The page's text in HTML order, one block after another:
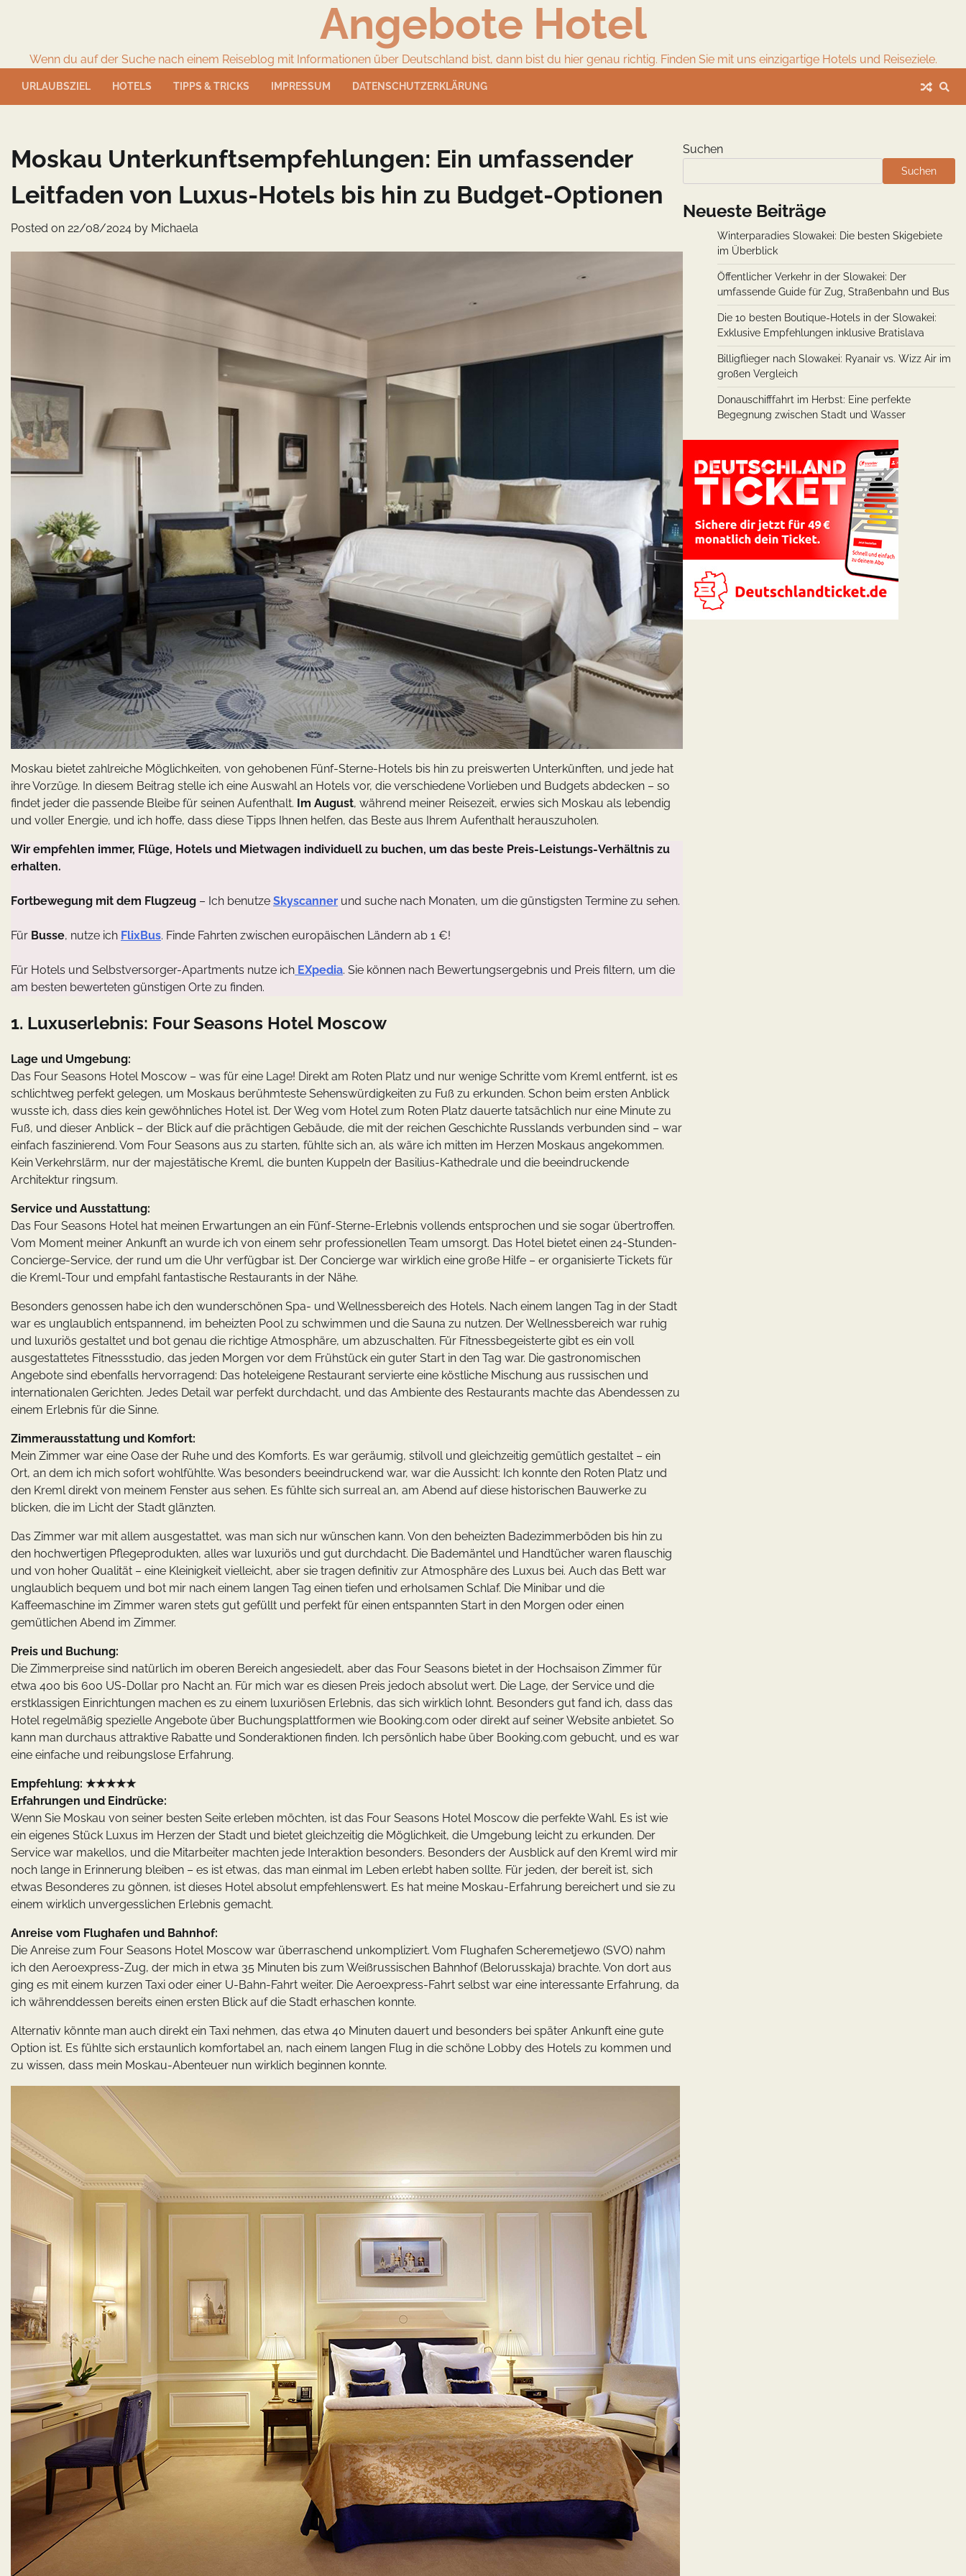
Angebote Hotel
Wenn du auf der Suche nach einem Reiseblog mit Informationen über Deutschland bist, dann bist du hier genau richtig. Finden Sie mit uns einzigartige Hotels und Reiseziele.
URLAUBSZIEL HOTELS TIPPS & TRICKS IMPRESSUM DATENSCHUTZERKLÄRUNG
Moskau Unterkunftsempfehlungen: Ein umfassender
Leitfaden von Luxus-Hotels bis hin zu Budget-Optionen
Posted on 22/08/2024 by Michaela
Moskau bietet zahlreiche Möglichkeiten, von gehobenen Fünf-Sterne-Hotels bis hin zu preiswerten Unterkünften, und jede hat
ihre Vorzüge. In diesem Beitrag stelle ich eine Auswahl an Hotels vor, die verschiedene Vorlieben und Budgets abdecken – so
findet jeder die passende Bleibe für seinen Aufenthalt. Im August, während meiner Reisezeit, erwies sich Moskau als lebendig
und voller Energie, und ich hoffe, dass diese Tipps Ihnen helfen, das Beste aus Ihrem Aufenthalt herauszuholen.
Wir empfehlen immer, Flüge, Hotels und Mietwagen individuell zu buchen, um das beste Preis-Leistungs-Verhältnis zu
erhalten.
Fortbewegung mit dem Flugzeug – Ich benutze Skyscanner und suche nach Monaten, um die günstigsten Termine zu sehen.
Für Busse, nutze ich FlixBus. Finde Fahrten zwischen europäischen Ländern ab 1 €!
Für Hotels und Selbstversorger-Apartments nutze ich EXpedia. Sie können nach Bewertungsergebnis und Preis filtern, um die
am besten bewerteten günstigen Orte zu finden.
1. Luxuserlebnis: Four Seasons Hotel Moscow
Lage und Umgebung:
Das Four Seasons Hotel Moscow – was für eine Lage! Direkt am Roten Platz und nur wenige Schritte vom Kreml entfernt, ist es
schlichtweg perfekt gelegen, um Moskaus berühmteste Sehenswürdigkeiten zu Fuß zu erkunden. Schon beim ersten Anblick
wusste ich, dass dies kein gewöhnliches Hotel ist. Der Weg vom Hotel zum Roten Platz dauerte tatsächlich nur eine Minute zu
Fuß, und dieser Anblick – der Blick auf die prächtigen Gebäude, die mit der reichen Geschichte Russlands verbunden sind – war
einfach faszinierend. Vom Four Seasons aus zu starten, fühlte sich an, als wäre ich mitten im Herzen Moskaus angekommen.
Kein Verkehrslärm, nur der majestätische Kreml, die bunten Kuppeln der Basilius-Kathedrale und die beeindruckende
Architektur ringsum.
Service und Ausstattung:
Das Four Seasons Hotel hat meinen Erwartungen an ein Fünf-Sterne-Erlebnis vollends entsprochen und sie sogar übertroffen.
Vom Moment meiner Ankunft an wurde ich von einem sehr professionellen Team umsorgt. Das Hotel bietet einen 24-Stunden-
Concierge-Service, der rund um die Uhr verfügbar ist. Der Concierge war wirklich eine große Hilfe – er organisierte Tickets für
die Kreml-Tour und empfahl fantastische Restaurants in der Nähe.
Besonders genossen habe ich den wunderschönen Spa- und Wellnessbereich des Hotels. Nach einem langen Tag in der Stadt
war es unglaublich entspannend, im beheizten Pool zu schwimmen und die Sauna zu nutzen. Der Wellnessbereich war ruhig
und luxuriös gestaltet und bot genau die richtige Atmosphäre, um abzuschalten. Für Fitnessbegeisterte gibt es ein voll
ausgestattetes Fitnessstudio, das jeden Morgen vor dem Frühstück ein guter Start in den Tag war. Die gastronomischen
Angebote sind ebenfalls hervorragend: Das hoteleigene Restaurant servierte eine köstliche Mischung aus russischen und
internationalen Gerichten. Jedes Detail war perfekt durchdacht, und das Ambiente des Restaurants machte das Abendessen zu
einem Erlebnis für die Sinne.
Zimmerausstattung und Komfort:
Mein Zimmer war eine Oase der Ruhe und des Komforts. Es war geräumig, stilvoll und gleichzeitig gemütlich gestaltet – ein
Ort, an dem ich mich sofort wohlfühlte. Was besonders beeindruckend war, war die Aussicht: Ich konnte den Roten Platz und
den Kreml direkt von meinem Fenster aus sehen. Es fühlte sich surreal an, am Abend auf diese historischen Bauwerke zu
blicken, die im Licht der Stadt glänzten.
Das Zimmer war mit allem ausgestattet, was man sich nur wünschen kann. Von den beheizten Badezimmerböden bis hin zu
den hochwertigen Pflegeprodukten, alles war luxuriös und gut durchdacht. Die Bademäntel und Handtücher waren flauschig
und von hoher Qualität – eine Kleinigkeit vielleicht, aber sie tragen definitiv zur Atmosphäre des Luxus bei. Auch das Bett war
unglaublich bequem und bot mir nach einem langen Tag einen tiefen und erholsamen Schlaf. Die Minibar und die
Kaffeemaschine im Zimmer waren stets gut gefüllt und perfekt für einen entspannten Start in den Morgen oder einen
gemütlichen Abend im Zimmer.
Preis und Buchung:
Die Zimmerpreise sind natürlich im oberen Bereich angesiedelt, aber das Four Seasons bietet in der Hochsaison Zimmer für
etwa 400 bis 600 US-Dollar pro Nacht an. Für mich war es diesen Preis jedoch absolut wert. Die Lage, der Service und die
erstklassigen Einrichtungen machen es zu einem luxuriösen Erlebnis, das sich wirklich lohnt. Besonders gut fand ich, dass das
Hotel regelmäßig spezielle Angebote über Buchungsplattformen wie Booking.com oder direkt auf seiner Website anbietet. So
kann man durchaus attraktive Rabatte und Sonderaktionen finden. Ich persönlich habe über Booking.com gebucht, und es war
eine einfache und reibungslose Erfahrung.
Empfehlung: ★★★★★
Erfahrungen und Eindrücke:
Wenn Sie Moskau von seiner besten Seite erleben möchten, ist das Four Seasons Hotel Moscow die perfekte Wahl. Es ist wie
ein eigenes Stück Luxus im Herzen der Stadt und bietet gleichzeitig die Möglichkeit, die Umgebung leicht zu erkunden. Der
Service war makellos, und die Mitarbeiter machten jede Interaktion besonders. Besonders der Ausblick auf den Kreml wird mir
noch lange in Erinnerung bleiben – es ist etwas, das man einmal im Leben erlebt haben sollte. Für jeden, der bereit ist, sich
etwas Besonderes zu gönnen, ist dieses Hotel absolut empfehlenswert. Es hat meine Moskau-Erfahrung bereichert und sie zu
einem wirklich unvergesslichen Erlebnis gemacht.
Anreise vom Flughafen und Bahnhof:
Die Anreise zum Four Seasons Hotel Moscow war überraschend unkompliziert. Vom Flughafen Scheremetjewo (SVO) nahm
ich den Aeroexpress-Zug, der mich in etwa 35 Minuten bis zum Weißrussischen Bahnhof (Belorusskaja) brachte. Von dort aus
ging es mit einem kurzen Taxi oder einer U-Bahn-Fahrt weiter. Die Aeroexpress-Fahrt selbst war eine interessante Erfahrung, da
ich währenddessen bereits einen ersten Blick auf die Stadt erhaschen konnte.
Alternativ könnte man auch direkt ein Taxi nehmen, das etwa 40 Minuten dauert und besonders bei später Ankunft eine gute
Option ist. Es fühlte sich erstaunlich komfortabel an, nach einem langen Flug in die schöne Lobby des Hotels zu kommen und
zu wissen, dass mein Moskau-Abenteuer nun wirklich beginnen konnte.
Suchen
Suchen
Neueste Beiträge
Winterparadies Slowakei: Die besten Skigebiete
im Überblick
Öffentlicher Verkehr in der Slowakei: Der
umfassende Guide für Zug, Straßenbahn und Bus
Die 10 besten Boutique-Hotels in der Slowakei:
Exklusive Empfehlungen inklusive Bratislava
Billigflieger nach Slowakei: Ryanair vs. Wizz Air im
großen Vergleich
Donauschifffahrt im Herbst: Eine perfekte
Begegnung zwischen Stadt und Wasser